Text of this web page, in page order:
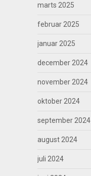
marts 2025
februar 2025
januar 2025
december 2024
november 2024
oktober 2024
september 2024
august 2024
juli 2024